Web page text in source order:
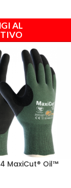
AL
MaxiCut® Oil™